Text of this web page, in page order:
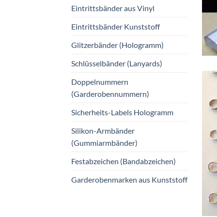
Eintrittsbänder aus Vinyl
Eintrittsbänder Kunststoff
Glitzerbänder (Hologramm)
Schlüsselbänder (Lanyards)
Doppelnummern
(Garderobennummern)
Sicherheits-Labels Hologramm
Silikon-Armbänder
(Gummiarmbänder)
Festabzeichen (Bandabzeichen)
Garderobenmarken aus Kunststoff